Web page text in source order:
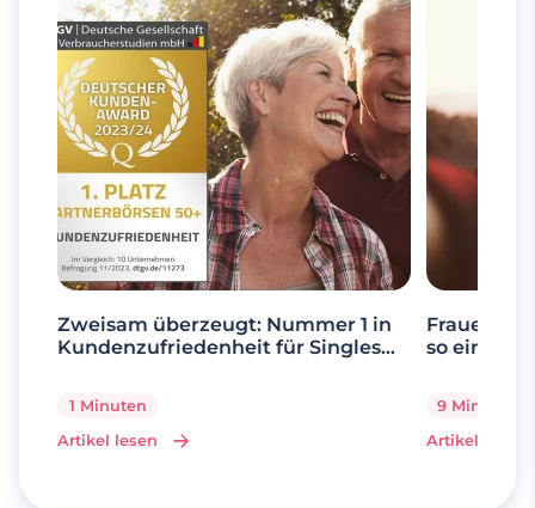
Zweisam überzeugt: Nummer 1 in
Kundenzufriedenheit für Singles
1 Minuten
Artikel lesen
Frauen ab
so einfach
9 Minuten
Artikel lesen